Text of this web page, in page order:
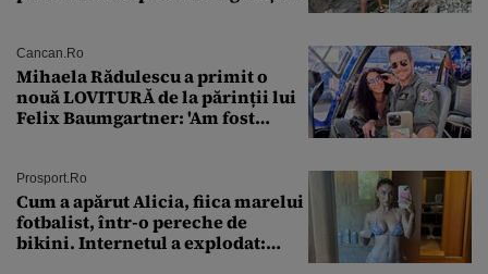
Cancan.ro
Mihaela Rădulescu a primit o
nouă LOVITURĂ de la părinții lui
Felix Baumgartner: 'Am fost
Prosport.ro
Cum a apărut Alicia, fiica marelui
fotbalist, într-o pereche de
bikini. Internetul a explodat: